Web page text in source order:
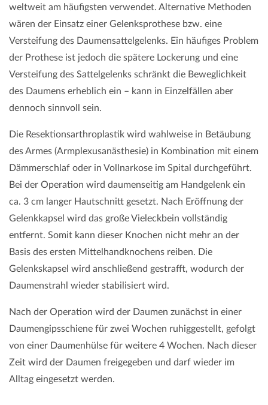
weltweit am häufigsten verwendet. Alternative Methoden
wären der Einsatz einer Gelenksprothese bzw. eine
Versteifung des Daumensattelgelenks. Ein häufiges Problem
der Prothese ist jedoch die spätere Lockerung und eine
Versteifung des Sattelgelenks schränkt die Beweglichkeit
des Daumens erheblich ein – kann in Einzelfällen aber
dennoch sinnvoll sein.
Die Resektionsarthroplastik wird wahlweise in Betäubung
des Armes (Armplexusanästhesie) in Kombination mit einem
Dämmerschlaf oder in Vollnarkose im Spital durchgeführt.
Bei der Operation wird daumenseitig am Handgelenk ein
ca. 3 cm langer Hautschnitt gesetzt. Nach Eröffnung der
Gelenkkapsel wird das große Vieleckbein vollständig
entfernt. Somit kann dieser Knochen nicht mehr an der
Basis des ersten Mittelhandknochens reiben. Die
Gelenkskapsel wird anschließend gestrafft, wodurch der
Daumenstrahl wieder stabilisiert wird.
Nach der Operation wird der Daumen zunächst in einer
Daumengipsschiene für zwei Wochen ruhiggestellt, gefolgt
von einer Daumenhülse für weitere 4 Wochen. Nach dieser
Zeit wird der Daumen freigegeben und darf wieder im
Alltag eingesetzt werden.